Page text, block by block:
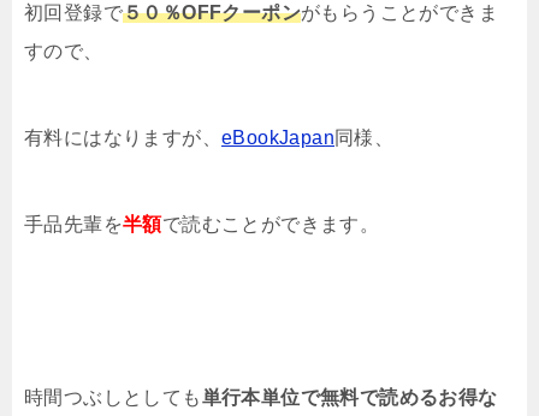
初回登録で５０％OFFクーポンがもらうことができま
すので、
有料にはなりますが、 eBookJapan同様、
手品先輩を半額で読むことができます。
時間つぶしとしても単行本単位で無料で読めるお得な